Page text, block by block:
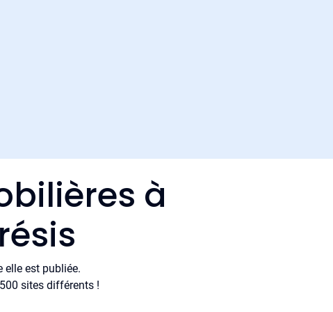
à
elle est publiée.
sites différents !